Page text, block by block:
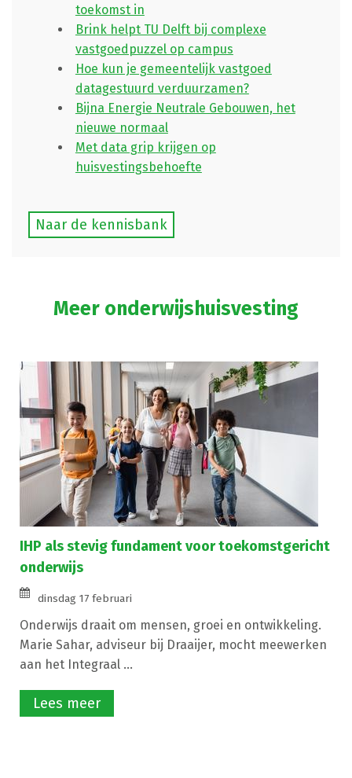
toekomst in
Brink helpt TU Delft bij complexe
vastgoedpuzzel op campus
Hoe kun je gemeentelijk vastgoed
datagestuurd verduurzamen?
Bijna Energie Neutrale Gebouwen, het
nieuwe normaal
Met data grip krijgen op
huisvestingsbehoefte
Naar de kennisbank
Meer onderwijshuisvesting
IHP als stevig fundament voor toekomstgericht
onderwijs
dinsdag 17 februari
Onderwijs draait om mensen, groei en ontwikkeling.
Marie Sahar, adviseur bij Draaijer, mocht meewerken
aan het Integraal ...
Lees meer